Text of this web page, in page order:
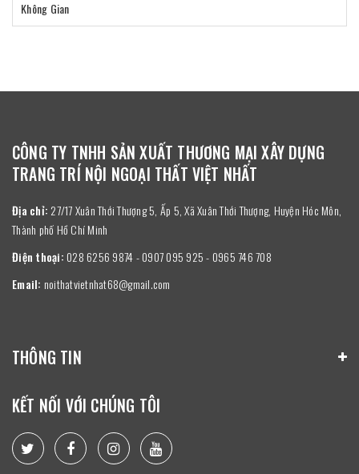
CÔNG TY TNHH SẢN XUẤT THƯƠNG MẠI XÂY DỰNG
TRANG TRÍ NỘI NGOẠI THẤT VIỆT NHẤT
Địa chỉ: 27/17 Xuân Thới Thượng 5, Ấp 5, Xã Xuân Thới Thượng, Huyện Hóc Môn,
Thành phố Hồ Chí Minh
Điện thoại: 028 6256 9874 - 0907 095 925 - 0965 746 708
Email: noithatvietnhat68@gmail.com
THÔNG TIN
KẾT NỐI VỚI CHÚNG TÔI